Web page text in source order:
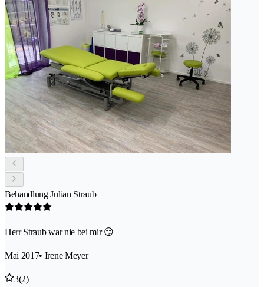
Behandlung Julian Straub
Herr Straub war nie bei mir 😏
Mai 2017• Irene Meyer
3(2)